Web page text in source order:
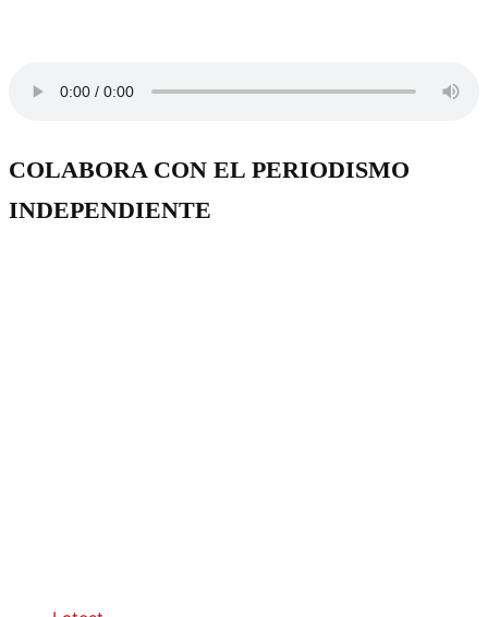
COLABORA CON EL PERIODISMO
INDEPENDIENTE